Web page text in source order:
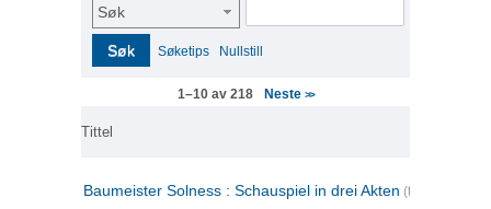
Søk
Søk Søketips Nullstill
1–10 av 218 Neste >>
Tittel
Baumeister Solness : Schauspiel in drei Akten (tysk)